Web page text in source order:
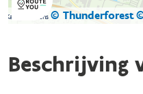
Kaartgegevens © Thunderforest
Beschrijving